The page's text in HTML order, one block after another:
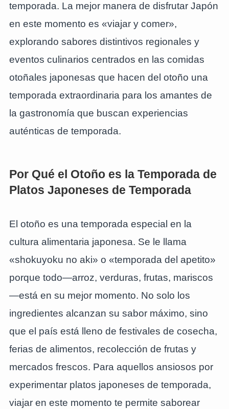
temporada. La mejor manera de disfrutar Japón
en este momento es «viajar y comer»,
explorando sabores distintivos regionales y
eventos culinarios centrados en las comidas
otoñales japonesas que hacen del otoño una
temporada extraordinaria para los amantes de
la gastronomía que buscan experiencias
auténticas de temporada.
Por Qué el Otoño es la Temporada de
Platos Japoneses de Temporada
El otoño es una temporada especial en la
cultura alimentaria japonesa. Se le llama
«shokuyoku no aki» o «temporada del apetito»
porque todo—arroz, verduras, frutas, mariscos
—está en su mejor momento. No solo los
ingredientes alcanzan su sabor máximo, sino
que el país está lleno de festivales de cosecha,
ferias de alimentos, recolección de frutas y
mercados frescos. Para aquellos ansiosos por
experimentar platos japoneses de temporada,
viajar en este momento te permite saborear